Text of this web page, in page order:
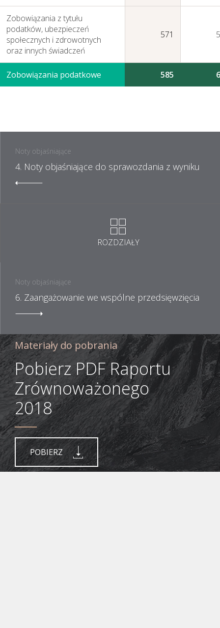
Zobowiązania z tytułu
podatków, ubezpieczeń
społecznych i zdrowotnych
oraz innych świadczeń
571
Zobowiązania podatkowe 585
Noty objaśniające
4. Noty objaśniające do sprawozdania z wyniku
ROZDZIAŁY
Noty objaśniające
6. Zaangażowanie we wspólne przedsięwzięcia
Materiały do pobrania
Pobierz PDF Raportu
Zrównoważonego
2018
POBIERZ